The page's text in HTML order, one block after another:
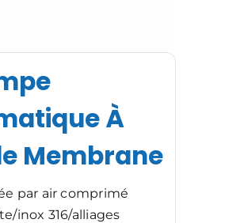
À
Membrane
par air comprimé
inox 316/alliages